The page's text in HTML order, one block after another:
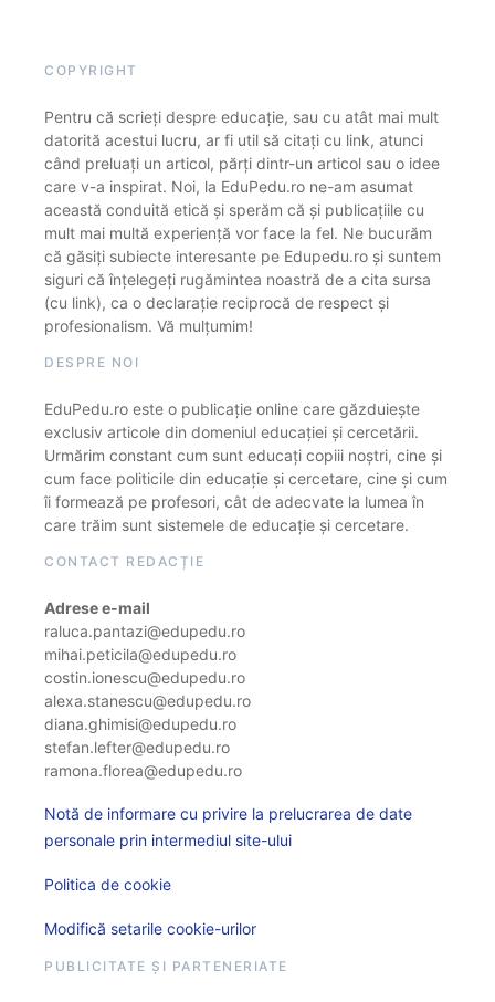
COPYRIGHT
Pentru că scrieți despre educație, sau cu atât mai mult
datorită acestui lucru, ar fi util să citați cu link, atunci
când preluați un articol, părți dintr-un articol sau o idee
care v-a inspirat. Noi, la EduPedu.ro ne-am asumat
această conduită etică și sperăm că și publicațiile cu
mult mai multă experiență vor face la fel. Ne bucurăm
că găsiți subiecte interesante pe Edupedu.ro și suntem
siguri că înțelegeți rugămintea noastră de a cita sursa
(cu link), ca o declarație reciprocă de respect și
profesionalism. Vă mulțumim!
DESPRE NOI
EduPedu.ro este o publicație online care găzduiește
exclusiv articole din domeniul educației și cercetării.
Urmărim constant cum sunt educați copiii noștri, cine și
cum face politicile din educație și cercetare, cine și cum
îi formează pe profesori, cât de adecvate la lumea în
care trăim sunt sistemele de educație și cercetare.
CONTACT REDACȚIE
Adrese e-mail
raluca.pantazi@edupedu.ro
mihai.peticila@edupedu.ro
costin.ionescu@edupedu.ro
alexa.stanescu@edupedu.ro
diana.ghimisi@edupedu.ro
stefan.lefter@edupedu.ro
ramona.florea@edupedu.ro
Notă de informare cu privire la prelucrarea de date
personale prin intermediul site-ului
Politica de cookie
Modifică setarile cookie-urilor
PUBLICITATE ȘI PARTENERIATE